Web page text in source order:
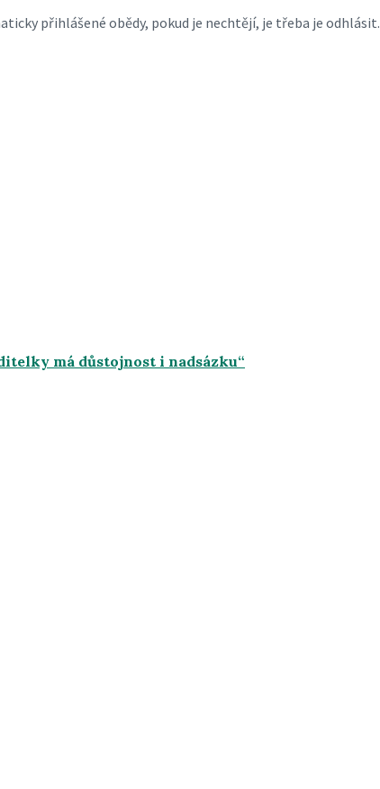
přihlášené obědy, pokud je nechtějí, je třeba je odhlásit.
má důstojnost i nadsázku“